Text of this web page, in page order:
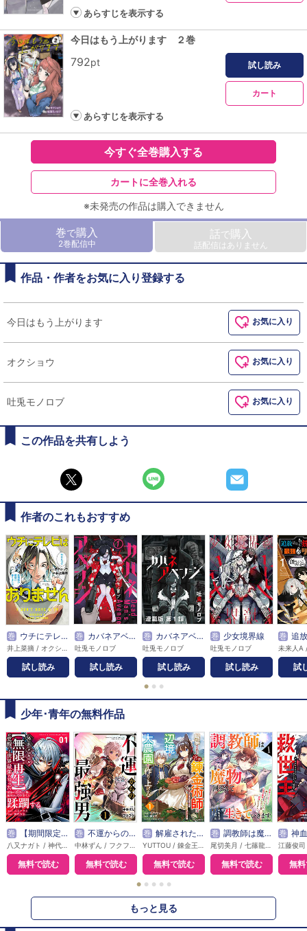
あらすじを表示する
今日はもう上がります ２巻
792pt 試し読み
カート
あらすじを表示する
今すぐ全巻購入する
カートに全巻入れる
※未発売の作品は購入できません
巻で購入
2巻配信中
話で購入
話配信はありません
作品・作者をお気に入り登録する
今日はもう上がります お気に入り
オクショウ お気に入り
吐兎モノロブ お気に入り
この作品を共有しよう
作者のこれもおすすめ
巻 ウチにテレビはありません
試し読み
巻 カバネアベンジ
吐兎モノロブ
試し読み
巻 カバネアベンジ 連載版
吐兎モノロブ
試し読み
巻 少女境界線
吐兎モノロブ
試し読み
巻 追放された錬金術師
試
● ● ●
少年･青年の無料作品
巻 【期間限定無料】外れスキル【無限再生】が覚醒して世界最強になった ～最強の力を手にした俺は、敵対するその全てを蹂躙する～
八又ナガト / 神代大志 / アンブル編集部
無料で読む
巻 不運からの最強男
中林ずん / フクフク
無料で読む
巻 解雇された宮廷錬金術師は辺境で大農園を作り上げる～祖国を追い出されたけど、最強領地でスローライフを謳歌する～
YUTTOU / 錬金王 / ゆーにっと
無料で読む
巻 調教師は魔物に囲まれて生きていきます。～勇者パーティーに置いていかれたけど、伝説の魔物と出会い最強になってた～
尾切美月 / 七篠龍 / 竹花ノート
無料で読む
巻 神血の救世主～
無
● ● ● ● ●
もっと見る